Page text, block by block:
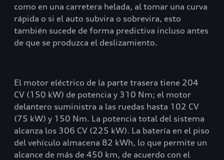
como en una carretera helada, al tomar una curva
rápida o si el auto subvira o sobrevira, esto
también sucede de forma predictiva incluso antes
de que se produzca el deslizamiento.
El motor eléctrico de la parte trasera tiene 204
CV (150 kW) de potencia y 310 Nm; el motor
delantero suministra a las ruedas hasta 102 CV
(75 kW) y 150 Nm. La potencia total del sistema
alcanza los 306 CV (225 kW). La batería en el piso
del vehículo almacena 82 kWh, lo que permite un
alcance de más de 450 km, de acuerdo con el